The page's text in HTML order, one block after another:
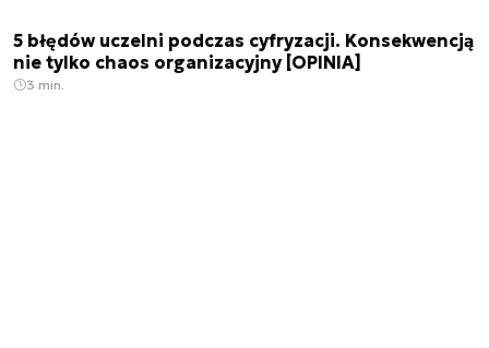
5 błędów uczelni podczas cyfryzacji. Konsekwencją
nie tylko chaos organizacyjny [OPINIA]
3 min.